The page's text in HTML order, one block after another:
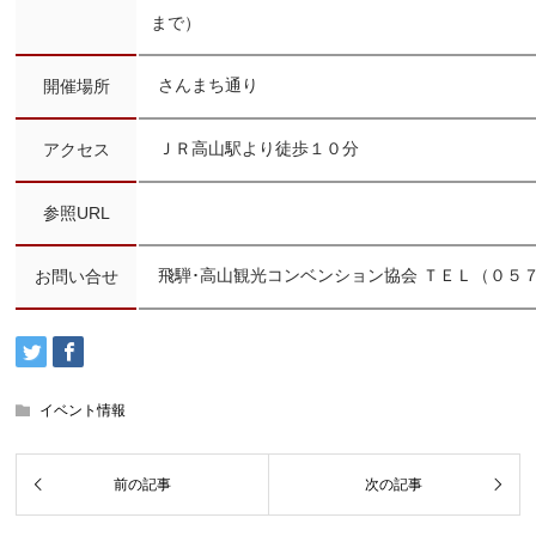
まで）
開催場所 さんまち通り
アクセス ＪＲ高山駅より徒歩１０分
参照URL
お問い合せ 飛騨･高山観光コンベンション協会 ＴＥＬ（０５
イベント情報